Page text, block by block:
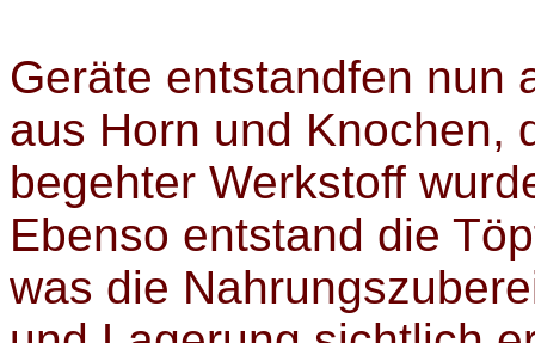
Geräte entstandfen nun
aus Horn und Knochen,
begehter Werkstoff
Ebenso entstand die
was die